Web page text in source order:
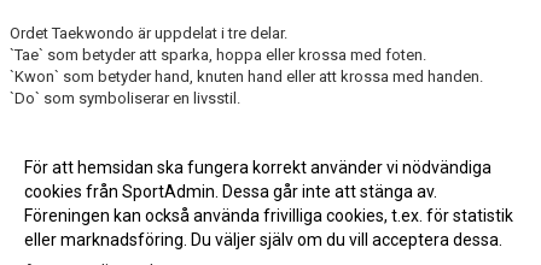
Ordet Taekwondo är uppdelat i tre delar.
`Tae` som betyder att sparka, hoppa eller krossa med foten.
`Kwon` som betyder hand, knuten hand eller att krossa med handen.
`Do` som symboliserar en livsstil.
Songahm Taekwondo? Se flik; Taekwondons historia och LSTK historia
samt Songahm Taekwondo.
För att hemsidan ska fungera korrekt använder vi nödvändiga
cookies från SportAdmin. Dessa går inte att stänga av.
Föreningen kan också använda frivilliga cookies, t.ex. för statistik
eller marknadsföring. Du väljer själv om du vill acceptera dessa.